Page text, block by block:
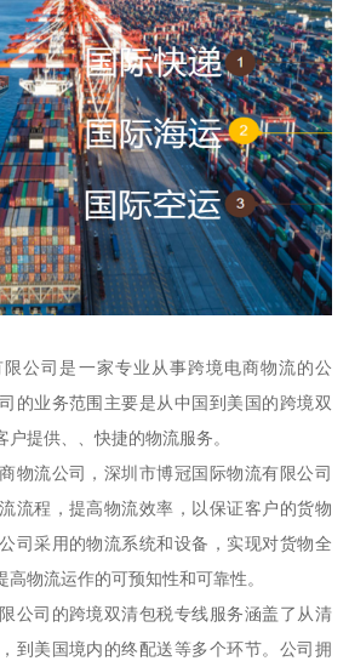
公司是一家专业从事跨境电商物流的公
的业务范围主要是从中国到美国的跨境双
提供、、快捷的物流服务。
物流公司，深圳市博冠国际物流有限公司
流程，提高物流效率，以保证客户的货物
司采用的物流系统和设备，实现对货物全
物流运作的可预知性和可靠性。
公司的跨境双清包税专线服务涵盖了从清
到美国境内的终配送等多个环节。公司拥